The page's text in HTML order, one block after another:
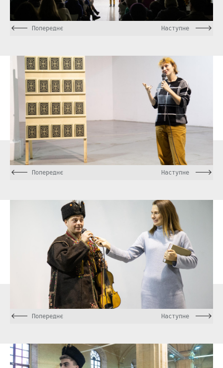
Наступне
Попереднє
Наступне
Попереднє
Наступне
Попереднє